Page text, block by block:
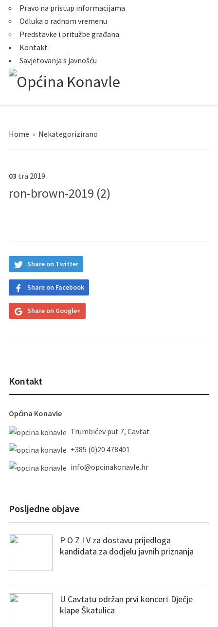
Pravo na pristup informacijama
Odluka o radnom vremenu
Predstavke i pritužbe građana
Kontakt
Savjetovanja s javnošću
Home » Nekategorizirano
03 tra 2019
ron-brown-2019 (2)
Share on Twitter
Share on Facebook
Share on Google+
Kontakt
Općina Konavle
Trumbićev put 7, Cavtat
+385 (0)20 478401
info@opcinakonavle.hr
Posljedne objave
P O Z I V za dostavu prijedloga
kandidata za dodjelu javnih priznanja
U Cavtatu održan prvi koncert Dječje
klape Škatulica